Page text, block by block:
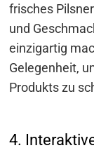
frisches
und
einzigartig
Gelegenheit,
Produkts zu
4.